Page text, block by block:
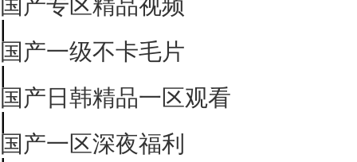
|
国产一级不卡毛片
|
国产日韩精品一区观看
|
国产一区深夜福利